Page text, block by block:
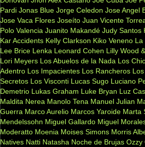
Pardi Jonas Blue Jorge Celedon Jose Angel
Jose Vaca Flores Joseíto Juan Vicente
Polo Valencia Juanito Makandé Judy Santos
Kar Accidents Kelly Clarkson Kiko Veneno La
Lee Brice Lenka Leonard Cohen Lilly Wood
Lori Meyers Los Abuelos de la Nada Los
Adentro Los Impacientes Los Rancheros
Secretos Los Visconti Lucas Sugo Luciano
Demetrio Lukas Graham Luke Bryan Luz
Maldita Nerea Manolo Tena Manuel Julian
Guerra Marco Aurelio Marcos Yaroide Marta
Mendelssohn Miguel Gallardo Miguel
Moderatto Moenia Moises Simons Morris
Natives Natti Natasha Noche de Brujas Ozzy